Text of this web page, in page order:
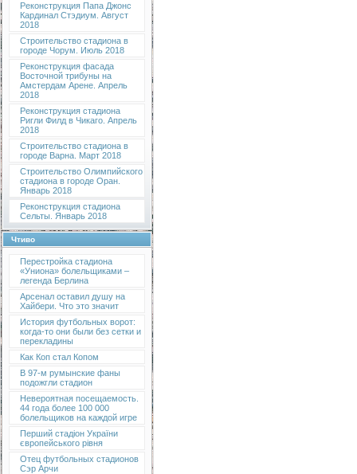
Реконструкция Папа Джонс
Кардинал Стэдиум. Август
2018
Строительство стадиона в
городе Чорум. Июль 2018
Реконструкция фасада
Восточной трибуны на
Амстердам Арене. Апрель
2018
Реконструкция стадиона
Ригли Филд в Чикаго. Апрель
2018
Строительство стадиона в
городе Варна. Март 2018
Строительство Олимпийского
стадиона в городе Оран.
Январь 2018
Реконструкция стадиона
Сельты. Январь 2018
Чтиво
Перестройка стадиона
«Униона» болельщиками –
легенда Берлина
Арсенал оставил душу на
Хайбери. Что это значит
История футбольных ворот:
когда-то они были без сетки и
перекладины
Как Коп стал Копом
В 97-м румынские фаны
подожгли стадион
Невероятная посещаемость.
44 года более 100 000
болельщиков на каждой игре
Перший стадіон України
європейського рівня
Отец футбольных стадионов
Сэр Арчи